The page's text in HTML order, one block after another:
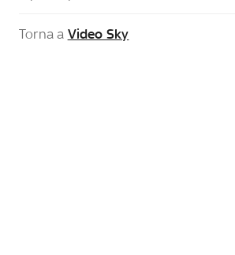
Torna a Video Sky